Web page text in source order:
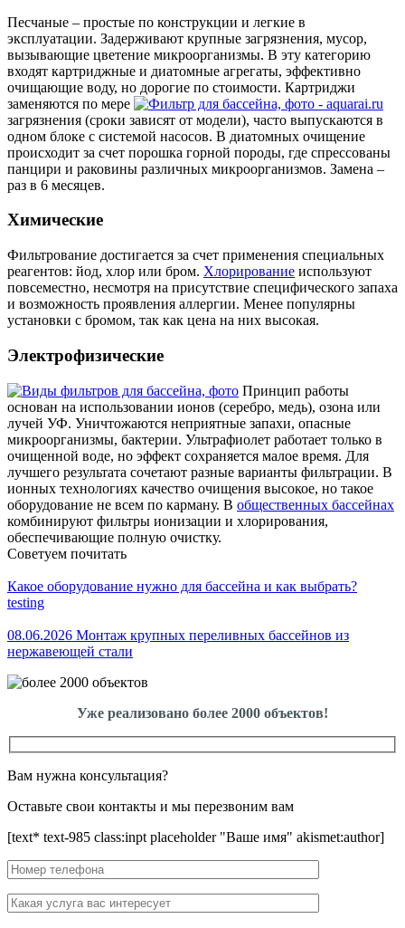
Песчаные – простые по конструкции и легкие в
эксплуатации. Задерживают крупные загрязнения, мусор,
вызывающие цветение микроорганизмы. В эту категорию
входят картриджные и диатомные агрегаты, эффективно
очищающие воду, но дорогие по стоимости. Картриджи
заменяются по мере
загрязнения (сроки зависят от модели), часто выпускаются в
одном блоке с системой насосов. В диатомных очищение
происходит за счет порошка горной породы, где спрессованы
панцири и раковины различных микроорганизмов. Замена –
раз в 6 месяцев.
Химические
Фильтрование достигается за счет применения специальных
реагентов: йод, хлор или бром. Хлорирование используют
повсеместно, несмотря на присутствие специфического запаха
и возможность проявления аллергии. Менее популярны
установки с бромом, так как цена на них высокая.
Электрофизические
Принцип работы
основан на использовании ионов (серебро, медь), озона или
лучей УФ. Уничтожаются неприятные запахи, опасные
микроорганизмы, бактерии. Ультрафиолет работает только в
очищенной воде, но эффект сохраняется малое время. Для
лучшего результата сочетают разные варианты фильтрации. В
ионных технологиях качество очищения высокое, но такое
оборудование не всем по карману. В общественных бассейнах
комбинируют фильтры ионизации и хлорирования,
обеспечивающие полную очистку.
Советуем почитать
Какое оборудование нужно для бассейна и как выбрать?
testing
08.06.2026 Монтаж крупных переливных бассейнов из
нержавеющей стали
Уже реализовано более 2000 объектов!
Вам нужна консультация?
Оставьте свои контакты и мы перезвоним вам
[text* text-985 class:inpt placeholder "Ваше имя" akismet:author]